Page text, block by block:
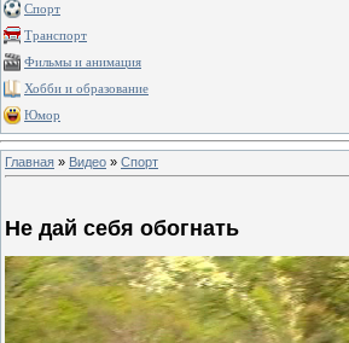
Спорт
Транспорт
Фильмы и анимация
Хобби и образование
Юмор
Главная » Видео » Спорт
Не дай себя обогнать